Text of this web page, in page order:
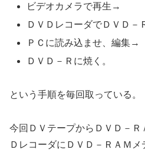
ビデオカメラで再生→
ＤＶＤレコーダでＤＶＤ－
ＰＣに読み込ませ、編集→
ＤＶＤ－Ｒに焼く。
という手順を毎回取っている。
今回ＤＶテープからＤＶＤ－Ｒ
ＤレコーダにＤＶＤ－ＲＡＭメ